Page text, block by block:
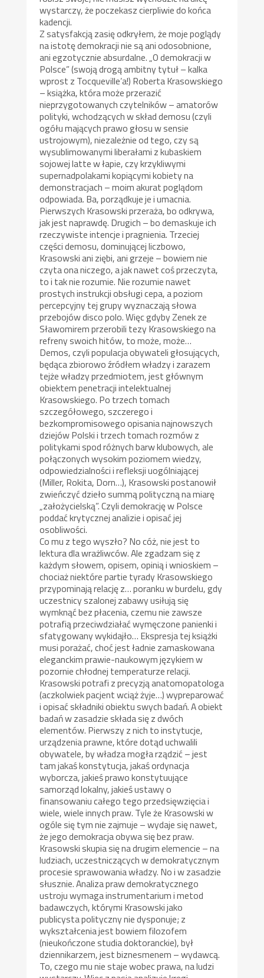
wystarczy, że poczekasz cierpliwie do końca
kadencji.
Z satysfakcją zasię odkryłem, że moje poglądy
na istotę demokracji nie są ani odosobnione,
ani egzotycznie absurdalne. „O demokracji w
Polsce” (swoją drogą ambitny tytuł – kalka
wprost z Tocqueville’a!) Roberta Krasowskiego
– książka, która może przerazić
nieprzygotowanych czytelników – amatorów
polityki, wchodzących w skład demosu (czyli
ogółu mających prawo głosu w sensie
ustrojowym), niezależnie od tego, czy są
wysublimowanymi liberałami z kubaskiem
sojowej latte w łapie, czy krzykliwymi
supernadpolakami kopiącymi kobiety na
demonstracjach – moim akurat poglądom
odpowiada. Ba, porządkuje je i umacnia.
Pierwszych Krasowski przeraża, bo odkrywa,
jak jest naprawdę. Drugich – bo demaskuje ich
rzeczywiste intencje i pragnienia. Trzeciej
części demosu, dominującej liczbowo,
Krasowski ani ziębi, ani grzeje – bowiem nie
czyta ona niczego, a jak nawet coś przeczyta,
to i tak nie rozumie. Nie rozumie nawet
prostych instrukcji obsługi cepa, a poziom
percepcyjny tej grupy wyznaczają słowa
przebojów disco polo. Więc gdyby Zenek ze
Sławomirem przerobili tezy Krasowskiego na
refreny swoich hitów, to może, może…
Demos, czyli populacja obywateli głosujących,
będąca zbiorowo źródłem władzy i zarazem
tejże władzy przedmiotem, jest głównym
obiektem penetracji intelektualnej
Krasowskiego. Po trzech tomach
szczegółowego, szczerego i
bezkompromisowego opisania najnowszych
dziejów Polski i trzech tomach rozmów z
politykami spod różnych barw klubowych, ale
połączonych wysokim poziomem wiedzy,
odpowiedzialności i refleksji uogólniającej
(Miller, Rokita, Dorn…), Krasowski postanowił
zwieńczyć dzieło summą polityczną na miarę
„założycielską”. Czyli demokrację w Polsce
poddać krytycznej analizie i opisać jej
osobliwości.
Co mu z tego wyszło? No cóż, nie jest to
lektura dla wrażliwców. Ale zgadzam się z
każdym słowem, opisem, opinią i wnioskiem –
chociaż niektóre partie tyrady Krasowskiego
przypominają relację z… poranku w burdelu, gdy
uczestnicy szalonej zabawy usiłują się
wymknąć bez płacenia, czemu nie zawsze
potrafią przeciwdziałać wymęczone panienki i
sfatygowany wykidajło… Ekspresja tej książki
musi porażać, choć jest ładnie zamaskowana
eleganckim prawie-naukowym językiem w
pozornie chłodnej temperaturze relacji.
Krasowski potrafi z precyzją anatomopatologa
(aczkolwiek pacjent wciąż żyje…) wypreparować
i opisać składniki obiektu swych badań. A obiekt
badań w zasadzie składa się z dwóch
elementów. Pierwszy z nich to instytucje,
urządzenia prawne, które dotąd uchwalili
obywatele, by władza mogła rządzić – jest
tam jakaś konstytucja, jakaś ordynacja
wyborcza, jakieś prawo konstytuujące
samorząd lokalny, jakieś ustawy o
finansowaniu całego tego przedsięwzięcia i
wiele, wiele innych praw. Tyle że Krasowski w
ogóle się tym nie zajmuje – wydaje się nawet,
że jego demokracja obywa się bez praw.
Krasowski skupia się na drugim elemencie – na
ludziach, uczestniczących w demokratycznym
procesie sprawowania władzy. No i w zasadzie
słusznie. Analiza praw demokratycznego
ustroju wymaga instrumentarium i metod
badawczych, którymi Krasowski jako
publicysta polityczny nie dysponuje; z
wykształcenia jest bowiem filozofem
(nieukończone studia doktoranckie), był
dziennikarzem, jest biznesmenem – wydawcą.
To, czego mu nie staje wobec prawa, na ludzi